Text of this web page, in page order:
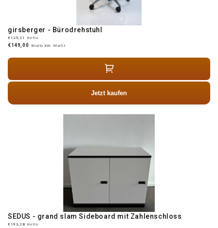
girsberger - Bürodrehstuhl
€125,21 Netto
€149,00 Brutto inkl. MwSt.
Jetzt kaufen
SEDUS - grand slam Sideboard mit Zahlenschloss
€193,28 Netto